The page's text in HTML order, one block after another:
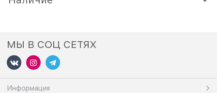
МЫ В СОЦ СЕТЯХ
Информация